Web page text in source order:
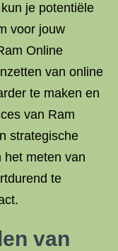
je potentiële
voor jouw
Online
van online
te maken en
van Ram
strategische
het meten van
te
van